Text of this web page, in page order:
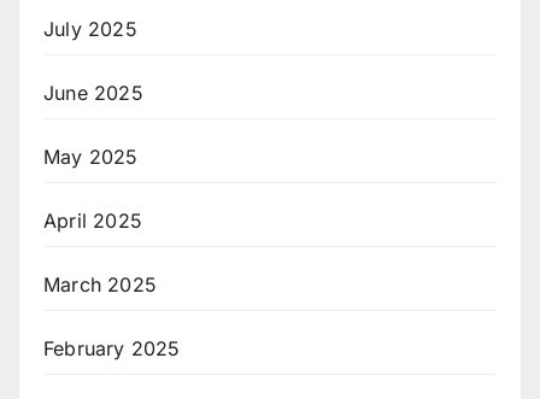
July 2025
June 2025
May 2025
April 2025
March 2025
February 2025